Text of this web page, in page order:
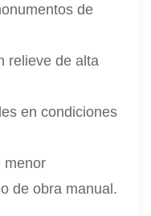
de
relieve de alta
en condiciones
menor
de obra manual.